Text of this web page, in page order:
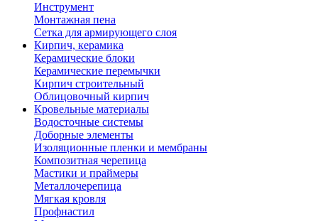
Инструмент
Монтажная пена
Сетка для армирующего слоя
Кирпич, керамика
Керамические блоки
Керамические перемычки
Кирпич строительный
Облицовочный кирпич
Кровельные материалы
Водосточные системы
Доборные элементы
Изоляционные пленки и мембраны
Композитная черепица
Мастики и праймеры
Металлочерепица
Мягкая кровля
Профнастил